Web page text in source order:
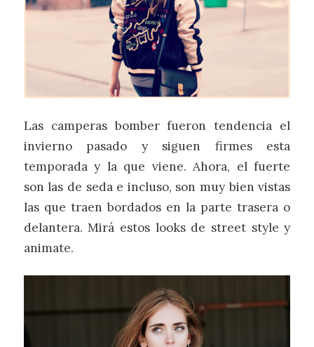
Las camperas bomber fueron tendencia el
invierno pasado y siguen firmes esta
temporada y la que viene. Ahora, el fuerte
son las de seda e incluso, son muy bien vistas
las que traen bordados en la parte trasera o
delantera. Mirá estos looks de street style y
animate.